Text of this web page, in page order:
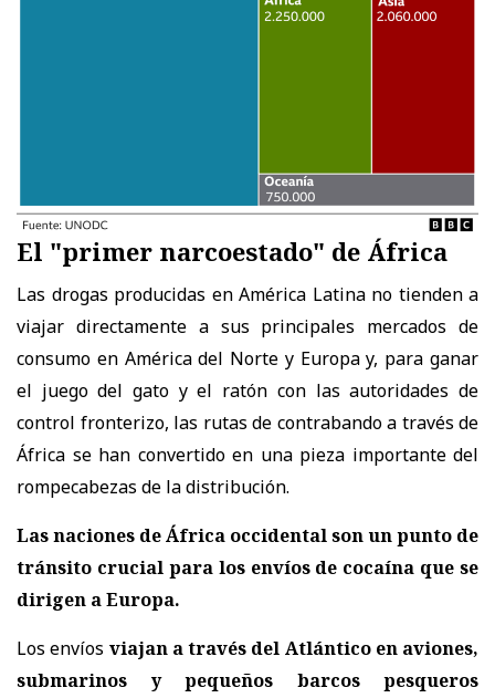
El "primer narcoestado" de África
Las drogas producidas en América Latina no tienden a
viajar directamente a sus principales mercados de
consumo en América del Norte y Europa y, para ganar
el juego del gato y el ratón con las autoridades de
control fronterizo, las rutas de contrabando a través de
África se han convertido en una pieza importante del
rompecabezas de la distribución.
Las naciones de África occidental son un punto de
tránsito crucial para los envíos de cocaína que se
dirigen a Europa.
Los envíos viajan a través del Atlántico en aviones,
submarinos y pequeños barcos pesqueros